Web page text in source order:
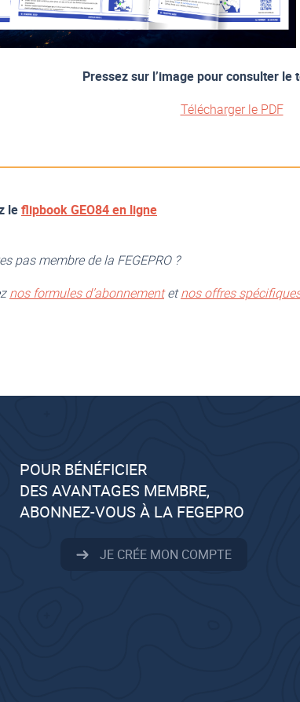
Pressez sur l’image pour consulter le
Télécharger le PDF
leflipbook GEO84 en ligne
pas membre de la FEGEPRO ?
nos formules d’abonnementetnos offres
POUR BÉNÉFICIER
DES AVANTAGES MEMBRE,
ABONNEZ-VOUS À LA FEGEPRO
JE CRÉE MON COMPTE